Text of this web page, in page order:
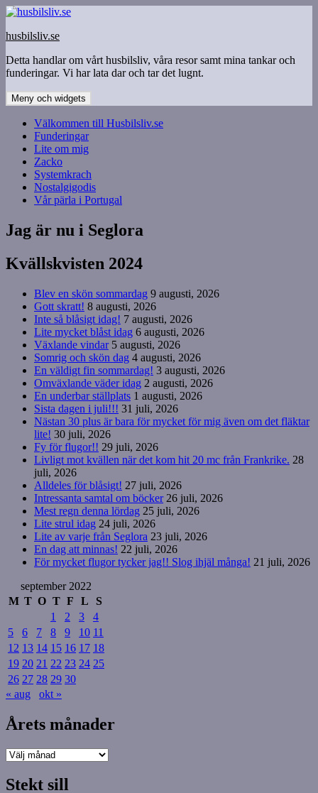
Hoppa
innehåll
husbilsliv.se
Detta handlar om vårt husbilsliv, våra resor samt mina tankar och
funderingar. Vi har lata dar och tar det lugnt.
Meny och widgets
Välkommen till Husbilsliv.se
Funderingar
Lite om mig
Zacko
Systemkrach
Nostalgigodis
Vår pärla i Portugal
Jag är nu i Seglora
Kvällskvisten 2024
Blev en skön sommardag 9 augusti, 2026
Gott skratt! 8 augusti, 2026
Inte så blåsigt idag! 7 augusti, 2026
Lite mycket blåst idag 6 augusti, 2026
Växlande vindar 5 augusti, 2026
Somrig och skön dag 4 augusti, 2026
En väldigt fin sommardag! 3 augusti, 2026
Omväxlande väder idag 2 augusti, 2026
En underbar ställplats 1 augusti, 2026
Sista dagen i juli!!! 31 juli, 2026
Nästan 30 plus är bara för mycket för mig även om det fläktar
lite! 30 juli, 2026
Fy för flugor!! 29 juli, 2026
Livligt mot kvällen när det kom hit 20 mc från Frankrike. 28
juli, 2026
Alldeles för blåsigt! 27 juli, 2026
Intressanta samtal om böcker 26 juli, 2026
Mest regn denna lördag 25 juli, 2026
Lite strul idag 24 juli, 2026
Lite av varje från Seglora 23 juli, 2026
En dag att minnas! 22 juli, 2026
För mycket flugor tycker jag!! Slog ihjäl många! 21 juli, 2026
september 2022
M T O T F L
S
1
2 3
4
5
6 7 8 9 10 11
12 13 14 15 16 17 18
19 20 21 22 23 24 25
26 27 28 29 30
« aug
okt »
Årets månader
Årets
Stekt sill